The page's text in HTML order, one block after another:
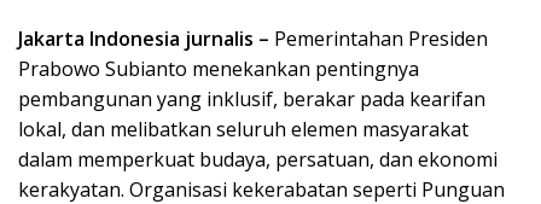
Jakarta Indonesia jurnalis – Pemerintahan Presiden
Prabowo Subianto menekankan pentingnya
pembangunan yang inklusif, berakar pada kearifan
lokal, dan melibatkan seluruh elemen masyarakat
dalam memperkuat budaya, persatuan, dan ekonomi
kerakyatan. Organisasi kekerabatan seperti Punguan